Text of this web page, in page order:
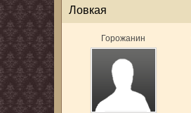
Ловкая
Горожанин